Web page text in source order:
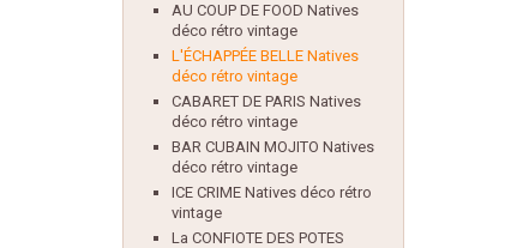
AU COUP DE FOOD Natives
déco rétro vintage
L'ÉCHAPPÉE BELLE Natives
déco rétro vintage
CABARET DE PARIS Natives
déco rétro vintage
BAR CUBAIN MOJITO Natives
déco rétro vintage
ICE CRIME Natives déco rétro
vintage
La CONFIOTE DES POTES